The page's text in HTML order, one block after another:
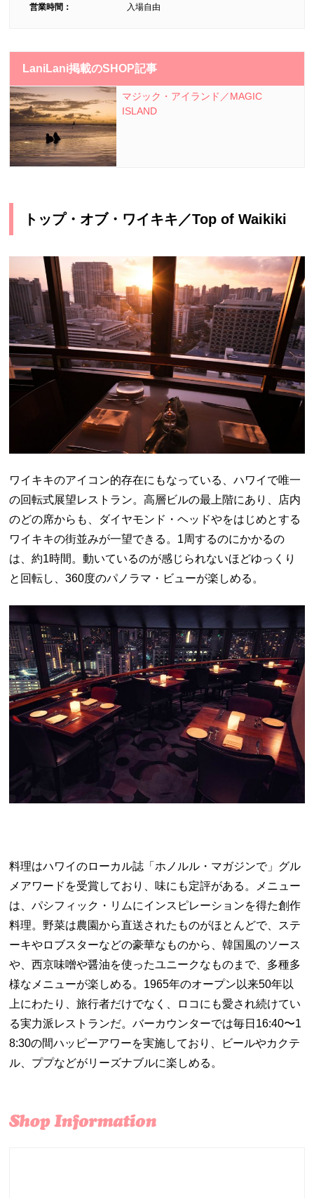
営業時間： 入場自由
LaniLani掲載のSHOP記事
マジック・アイランド／MAGIC
ISLAND
トップ・オブ・ワイキキ／Top of Waikiki
ワイキキのアイコン的存在にもなっている、ハワイで唯一
の回転式展望レストラン。高層ビルの最上階にあり、店内
のどの席からも、ダイヤモンド・ヘッドやをはじめとする
ワイキキの街並みが一望できる。1周するのにかかるの
は、約1時間。動いているのが感じられないほどゆっくり
と回転し、360度のパノラマ・ビューが楽しめる。
料理はハワイのローカル誌「ホノルル・マガジンで」グル
メアワードを受賞しており、味にも定評がある。メニュー
は、パシフィック・リムにインスピレーションを得た創作
料理。野菜は農園から直送されたものがほとんどで、ステ
ーキやロブスターなどの豪華なものから、韓国風のソース
や、西京味噌や醤油を使ったユニークなものまで、多種多
様なメニューが楽しめる。1965年のオープン以来50年以
上にわたり、旅行者だけでなく、ロコにも愛され続けてい
る実力派レストランだ。バーカウンターでは毎日16:40〜1
8:30の間ハッピーアワーを実施しており、ビールやカクテ
ル、ププなどがリーズナブルに楽しめる。